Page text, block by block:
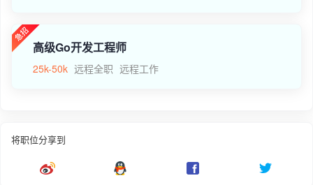
高级Go开发工程师
25k-50k 远程全职 远程工作
将职位分享到